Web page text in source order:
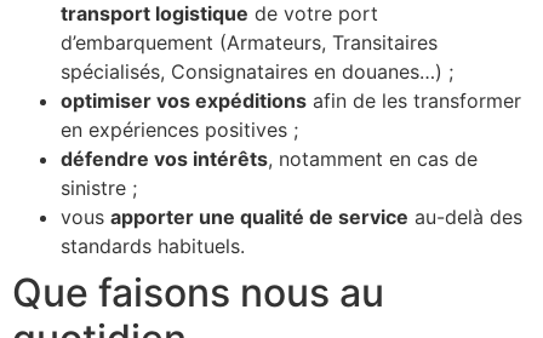
transport logistique de votre port
d’embarquement (Armateurs, Transitaires
spécialisés, Consignataires en douanes…) ;
optimiser vos expéditions afin de les transformer
en expériences positives ;
défendre vos intérêts, notamment en cas de
sinistre ;
vous apporter une qualité de service au-delà des
standards habituels.
Que faisons nous au